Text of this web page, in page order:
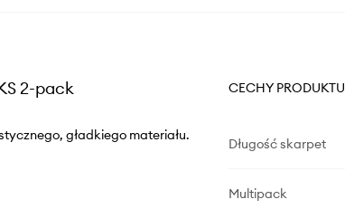
2-pack
gładkiego materiału.
CECHY PRODUKTU
Długość skarpet
Multipack